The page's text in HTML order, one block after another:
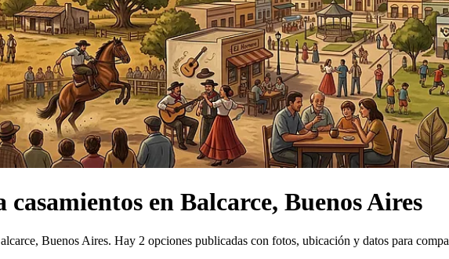
casamientos en Balcarce, Buenos Aires
Buenos Aires. Hay 2 opciones publicadas con fotos, ubicación y datos para